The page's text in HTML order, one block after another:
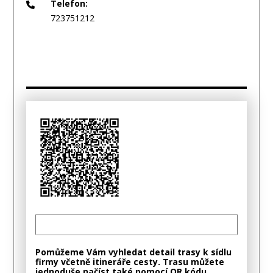
Telefon:
723751212
Pomůžeme Vám vyhledat detail trasy k sídlu
firmy včetně itineráře cesty. Trasu můžete